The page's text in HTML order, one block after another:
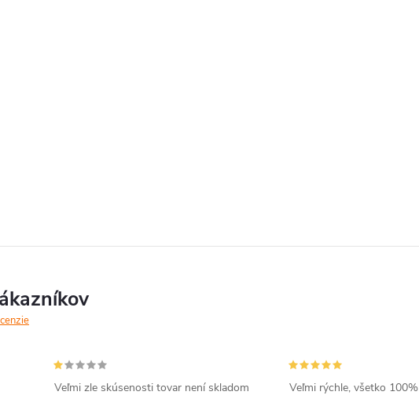
Veľmi zle skúsenosti tovar není skladom
Veľmi rýchle, všetko 100%